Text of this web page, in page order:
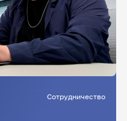
Сотрудничество